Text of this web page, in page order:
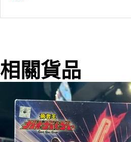
相關貨品